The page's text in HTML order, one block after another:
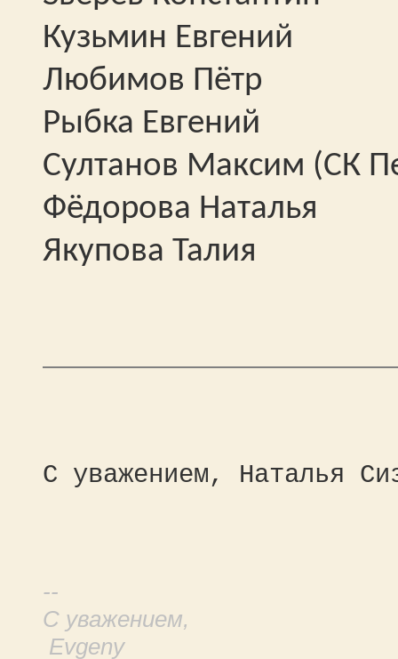
Кузьмин Евгений
Любимов Пётр
Рыбка Евгений
Султанов Максим (СК
Фёдорова Наталья
Якупова Талия
С уважением, Наталья
--
С уважением,
Evgeny